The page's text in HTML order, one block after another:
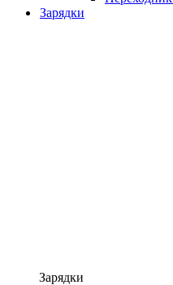
Зарядки
Зарядки